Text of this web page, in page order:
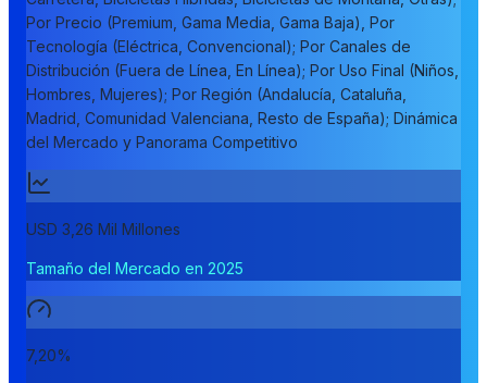
Por Precio (Premium, Gama Media, Gama Baja), Por
Tecnología (Eléctrica, Convencional); Por Canales de
Distribución (Fuera de Línea, En Línea); Por Uso Final (Niños,
Hombres, Mujeres); Por Región (Andalucía, Cataluña,
Madrid, Comunidad Valenciana, Resto de España); Dinámica
del Mercado y Panorama Competitivo
USD 3,26 Mil Millones
Tamaño del Mercado en 2025
7,20%